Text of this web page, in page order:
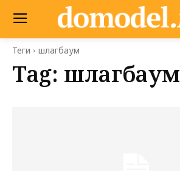
Теги шлагбаум
Tag: шлагбаум